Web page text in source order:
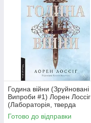
Година війни (Зруйновані
Випроби #1) Лорен Лоссіг
(Лабораторія, тверда
обкладинка)
Готово до відправки